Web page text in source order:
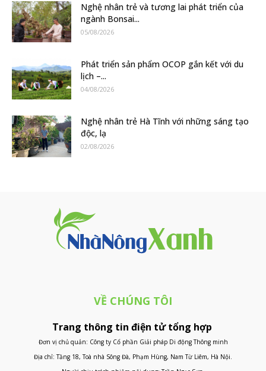
Nghệ nhân trẻ và tương lai phát triển của
ngành Bonsai...
05/08/2026
Phát triển sản phẩm OCOP gắn kết với du
lịch –...
04/08/2026
Nghệ nhân trẻ Hà Tĩnh với những sáng tạo
độc, lạ
02/08/2026
VỀ CHÚNG TÔI
Trang thông tin điện tử tổng hợp
Đơn vị chủ quản: Công ty Cổ phần Giải pháp Di động Thông minh
Địa chỉ: Tầng 18, Toà nhà Sông Đà, Phạm Hùng, Nam Từ Liêm, Hà Nội.